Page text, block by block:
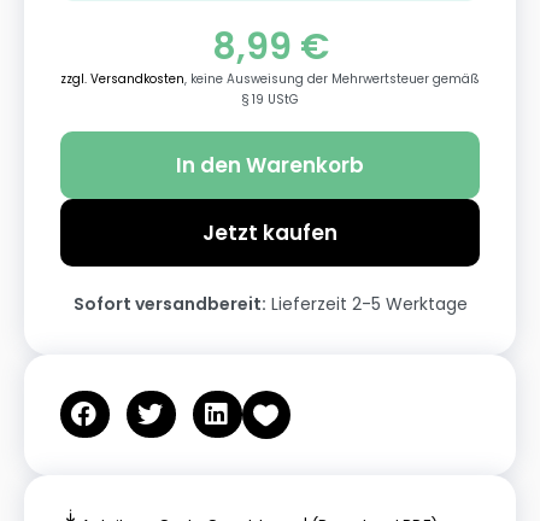
8,99 €
zzgl. Versandkosten, keine Ausweisung der Mehrwertsteuer gemäß
§ 19 UStG
In den Warenkorb
Jetzt kaufen
Sofort versandbereit: Lieferzeit 2-5 Werktage